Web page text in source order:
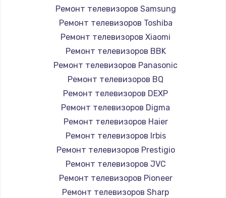
Замена Bluetooth/Wi-Fi модуля
Заказать
Замена картридера
890 руб.
Заказать
Замена микросхемы NFC
1100 руб.
Заказать
Ремонт телевизоров Samsung
Ремонт телевизоров Toshiba
Ремонт телевизоров Xiaomi
Ремонт телевизоров BBK
Ремонт телевизоров Panasonic
Ремонт телевизоров BQ
Ремонт телевизоров DEXP
Ремонт телевизоров Digma
Ремонт телевизоров Haier
Ремонт телевизоров Irbis
Ремонт телевизоров Prestigio
Ремонт телевизоров JVC
Ремонт телевизоров Pioneer
Ремонт телевизоров Sharp